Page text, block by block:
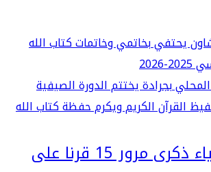
إحياء ذكرى مرور 15 قرنا على